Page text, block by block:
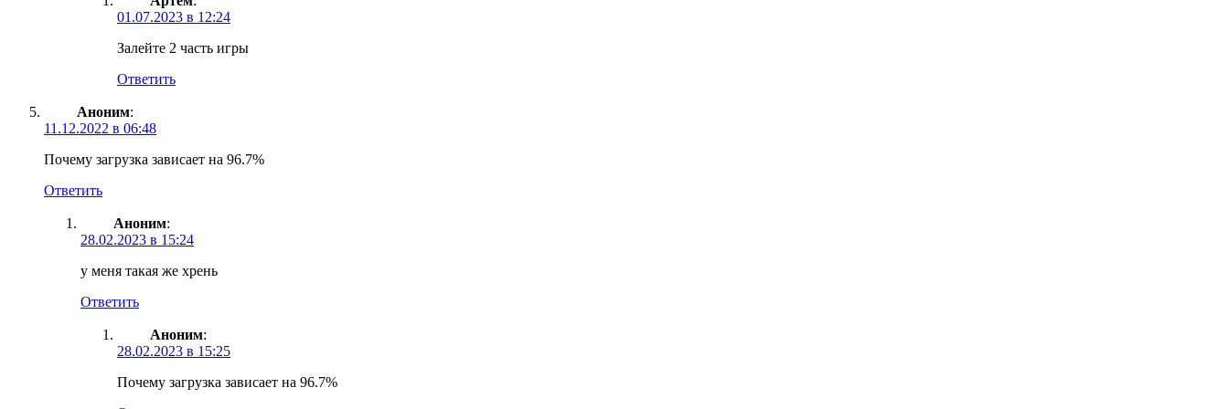
01.07.2023 в 12:24
Залейте 2 часть игры
Ответить
Аноним:
11.12.2022 в 06:48
Почему загрузка зависает на 96.7%
Ответить
Аноним:
28.02.2023 в 15:24
у меня такая же хрень
Ответить
Аноним:
28.02.2023 в 15:25
Почему загрузка зависает на 96.7%